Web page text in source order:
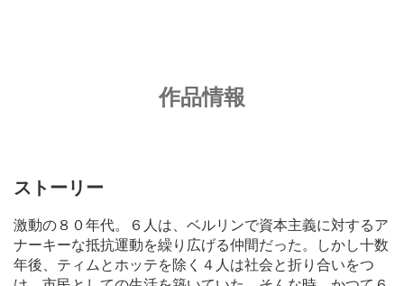
作品情報
ストーリー
激動の８０年代。６人は、ベルリンで資本主義に対するア
ナーキーな抵抗運動を繰り広げる仲間だった。しかし十数
年後、ティムとホッテを除く４人は社会と折り合いをつ